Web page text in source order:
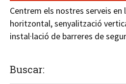
Centrem els nostres serveis en
horitzontal, senyalització
instal·lació de barreres de
Buscar: